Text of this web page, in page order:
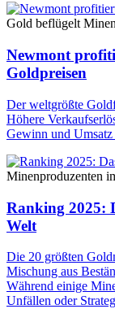
Gold beflügelt
Newmont
Goldpreisen
Der weltgrößte
Höhere
Gewinn und
Minenproduzenten
Ranking 2025:
Welt
Die 20 größten
Mischung aus
Während einige
Unfällen oder